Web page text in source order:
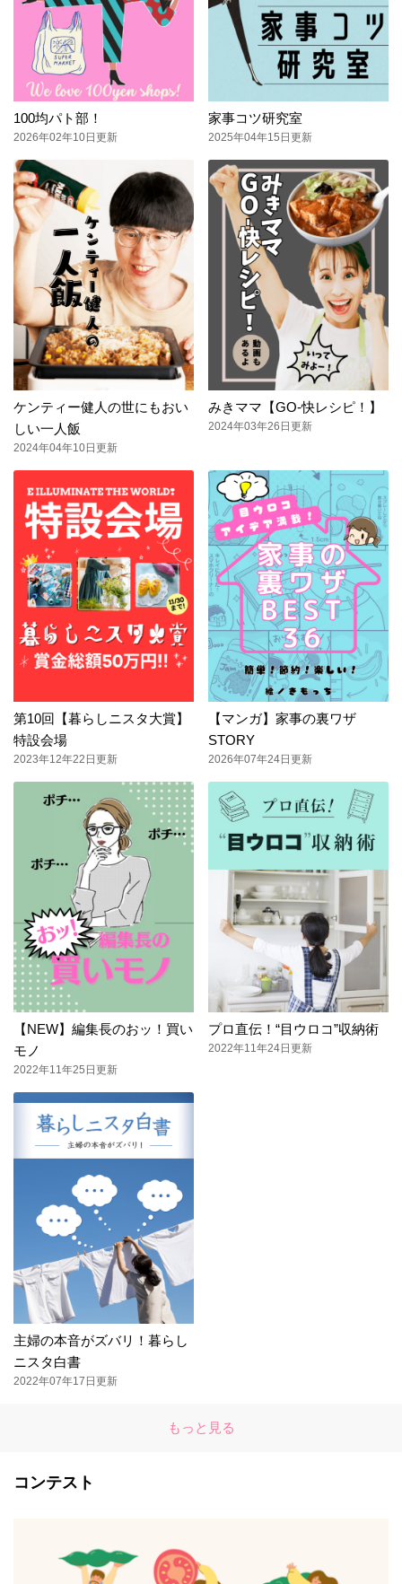
100均パト部！
2026年02年10日更新
家事コツ研究室
2025年04年15日更新
ケンティー健人の世にもおい
しい一人飯
2024年04年10日更新
みきママ【GO-快レシピ！】
2024年03年26日更新
第10回【暮らしニスタ大賞】
特設会場
2023年12年22日更新
【マンガ】家事の裏ワザ
STORY
2026年07年24日更新
【NEW】編集長のおッ！買い
モノ
2022年11年25日更新
プロ直伝！“目ウロコ”収納術
2022年11年24日更新
主婦の本音がズバリ！暮らし
ニスタ白書
2022年07年17日更新
もっと見る
コンテスト